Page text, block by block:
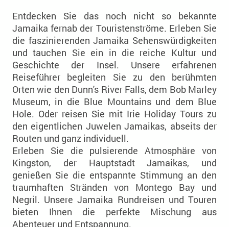
Entdecken Sie das noch nicht so bekannte
Jamaika fernab der Touristenströme. Erleben Sie
die faszinierenden Jamaika Sehenswürdigkeiten
und tauchen Sie ein in die reiche Kultur und
Geschichte der Insel. Unsere erfahrenen
Reiseführer begleiten Sie zu den berühmten
Orten wie den Dunn's River Falls, dem Bob Marley
Museum, in die Blue Mountains und dem Blue
Hole. Oder reisen Sie mit Irie Holiday Tours zu
den eigentlichen Juwelen Jamaikas, abseits der
Routen und ganz individuell.
Erleben Sie die pulsierende Atmosphäre von
Kingston, der Hauptstadt Jamaikas, und
genießen Sie die entspannte Stimmung an den
traumhaften Stränden von Montego Bay und
Negril. Unsere Jamaika Rundreisen und Touren
bieten Ihnen die perfekte Mischung aus
Abenteuer und Entspannung.